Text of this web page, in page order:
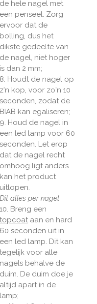
de hele nagel met
een penseel. Zorg
ervoor dat de
bolling, dus het
dikste gedeelte van
de nagel, niet hoger
is dan 2 mm;
8. Houdt de nagel op
z'n kop, voor zo'n 10
seconden, zodat de
BIAB kan egaliseren;
9. Houd de nagel in
een led lamp voor 60
seconden. Let erop
dat de nagel recht
omhoog ligt anders
kan het product
uitlopen.
Dit alles per nagel
10. Breng een
topcoat aan en hard
60 seconden uit in
een led lamp. Dit kan
tegelijk voor alle
nagels behalve de
duim. De duim doe je
altijd apart in de
lamp;